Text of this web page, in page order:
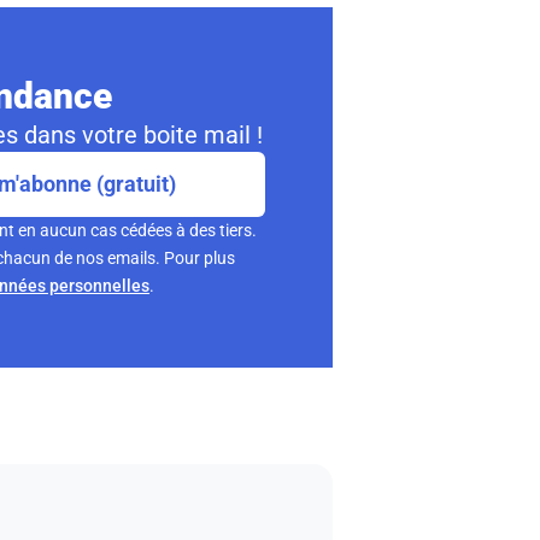
dans votre boite mail !
(gratuit)
en aucun cas cédées à des tiers.
de nos emails. Pour plus
personnelles.